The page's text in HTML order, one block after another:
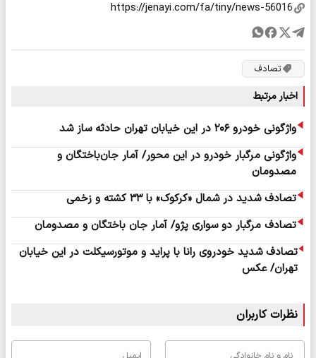
تصادف
اخبار مرتبط
واژگونی خودرو ۲۰۶ در این خیابان تهران حادثه ساز شد
واژگونی مرگبار خودرو در این محور/ آمار جان‌باختگان و
مصدومان
تصادف شدید در شمال «کرکوک» با ۳۳ کشته و زخمی
تصادف مرگبار دو سواری پژو/ آمار جان باختگان و مصدومان
تصادف شدید خودروی رانا با پراید و موتورسیکلت در این خیابان
تهران/ عکس
نظرات کاربران